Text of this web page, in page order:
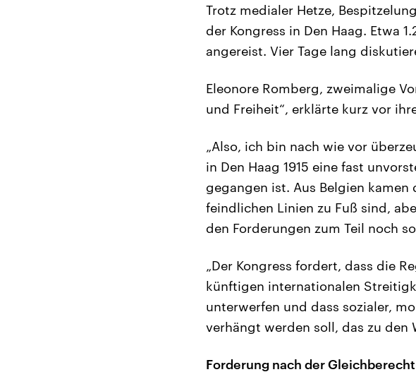
Trotz medialer Hetze,
der Kongress in Den Haag. Etwa
angereist. Vier Tage lang
Eleonore Romberg, zweimalige
und Freiheit“, erklärte kurz vor
„Also, ich bin nach wie vor
in Den Haag 1915 eine fast
gegangen ist. Aus Belgien
feindlichen Linien zu Fuß sind,
den Forderungen zum Teil noch
„Der Kongress fordert, dass die
künftigen internationalen
unterwerfen und dass sozialer,
verhängt werden soll, das zu den
Forderung nach der